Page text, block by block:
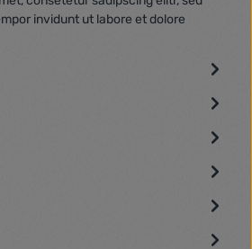
invidunt ut labore et dolore